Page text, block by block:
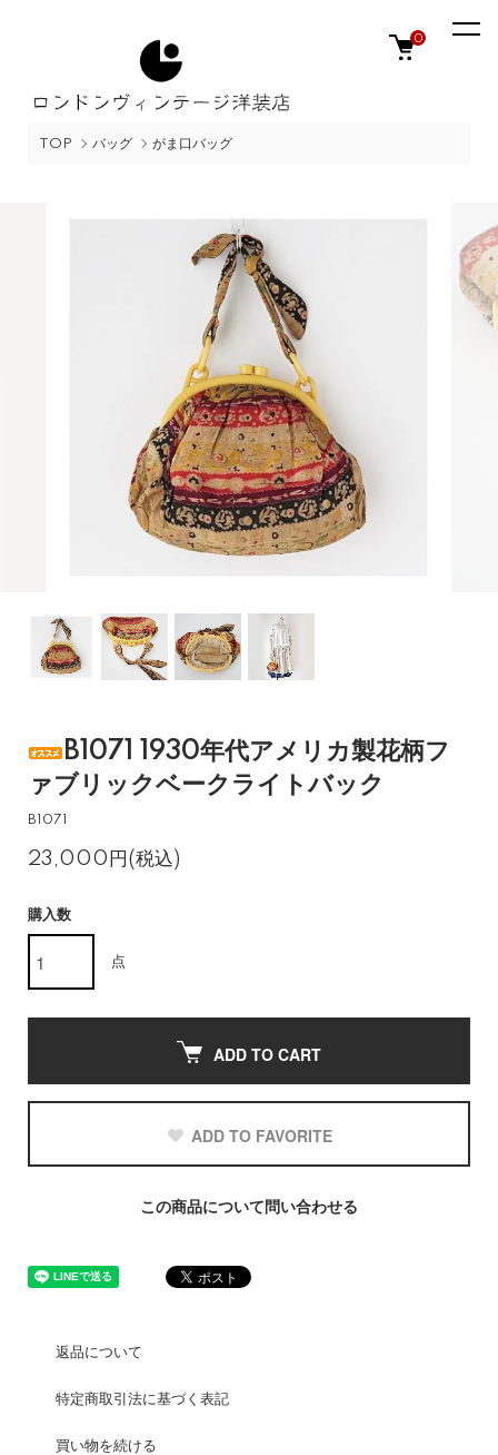
0
TOP バッグ がま口バッグ
B1071 1930年代アメリカ製花柄フ
ァブリックベークライトバック
B1071
23,000円(税込)
購入数
点
ADD TO CART
ADD TO FAVORITE
この商品について問い合わせる
返品について
特定商取引法に基づく表記
買い物を続ける